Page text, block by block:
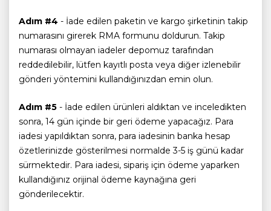
Adım #4 - İade edilen paketin ve kargo şirketinin takip
numarasını girerek RMA formunu doldurun. Takip
numarası olmayan iadeler depomuz tarafından
reddedilebilir, lütfen kayıtlı posta veya diğer izlenebilir
gönderi yöntemini kullandığınızdan emin olun.
Adım #5 - İade edilen ürünleri aldıktan ve inceledikten
sonra, 14 gün içinde bir geri ödeme yapacağız. Para
iadesi yapıldıktan sonra, para iadesinin banka hesap
özetlerinizde gösterilmesi normalde 3-5 iş günü kadar
sürmektedir. Para iadesi, sipariş için ödeme yaparken
kullandığınız orijinal ödeme kaynağına geri
gönderilecektir.